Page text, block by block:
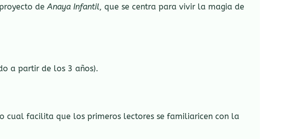
deAnaya Infantil, que se centra para vivir la magia de
a partir de los 3 años).
cual facilita que los primeros lectores se familiaricen con la